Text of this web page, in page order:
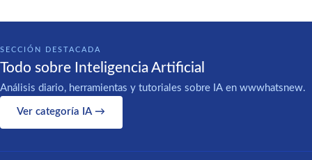
SECCIÓN DESTACADA
Todo sobre Inteligencia Artificial
Análisis diario, herramientas y tutoriales sobre IA en wwwhatsnew.
Ver categoría IA →